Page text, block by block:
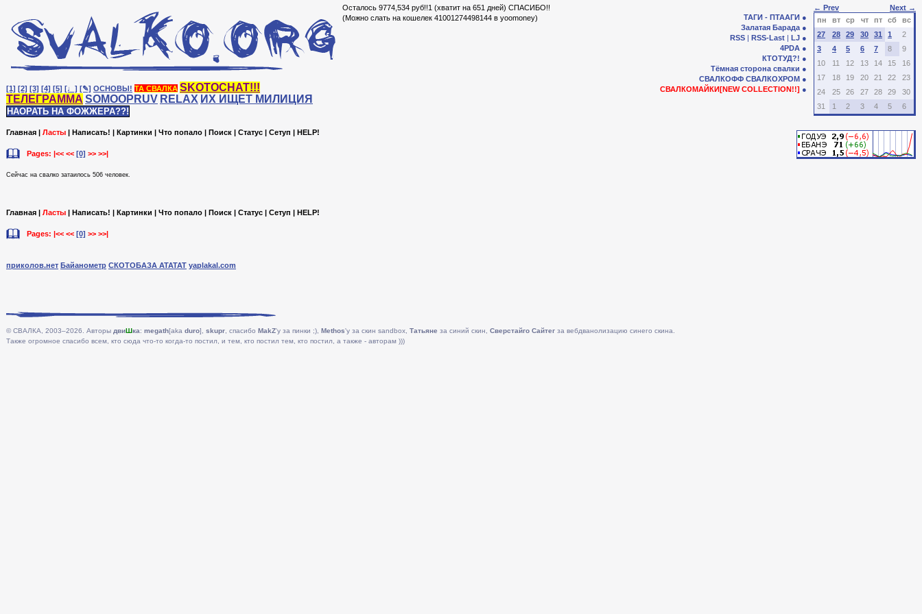
[1] [2] [3] [4] [5] [♩] [✎] ОСНОВЫ! ТА СВАЛКА SKOTOCHAT!!!
ТЕЛЕГРАММА SOMOOPRUV RELAX ИХ ИЩЕТ МИЛИЦИЯ
НАОРАТЬ НА ФОЖЖЕРА??!
Осталось 9774,534 руб!!1 (хватит на 651 дней) СПАСИБО!!
(Можно слать на кошелек 41001274498144 в yoomoney)
ТАГИ - ПТААГИ
Залатая Барада
RSS | RSS-Last | LJ
4PDA
КТОТУД?!
Тёмная сторона свалки
СВАЛКОФФ СВАЛКОХРОМ
СВАЛКОМАЙКИ[NEW COLLECTION!!]
← Prev
Next →
пн
вт ср чт пт сб
вс
27
28 29 30 31 1
2
3
4 5 6 7 8
9
10
11 12 13 14 15
16
17
18 19 20 21 22
23
24
25 26 27 28 29
30
31
1 2 3 4 5 6
Главная | Ласты | Написать! | Картинки | Что попало | Поиск | Статус | Сетуп | HELP!
Pages: |<< << [0] >> >>|
Сейчас на cвалко затаилось 506 человек.
Главная | Ласты | Написать! | Картинки | Что попало | Поиск | Статус | Сетуп | HELP!
Pages: |<< << [0] >> >>|
приколов.нет Байанометр СКОТОБАЗА АТАТАТ yaplakal.com
© СВАЛКА, 2003–2026. Авторы двиШка: megath[aka duro], skupr , спасибо MakZ'у за пинки ;), Methos'у за скин sandbox, Татьяне за синий скин, Сверстайго Сайтег за вебдванолизацию синего скина.
Также огромное спасибо всем, кто сюда что-то когда-то постил, и тем, кто постил тем, кто постил, а также - авторам )))